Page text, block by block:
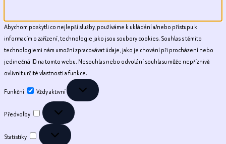
Abychom poskytli co nejlepší služby, používáme k ukládání a/nebo přístupu k
informacím o zařízení, technologie jako jsou soubory cookies. Souhlas s těmito
technologiemi nám umožní zpracovávat údaje, jako je chování při procházení nebo
jedinečná ID na tomto webu. Nesouhlas nebo odvolání souhlasu může nepříznivě
ovlivnit určité vlastnosti a funkce.
Funkční
Vždy aktivní
Předvolby
Předvolby
Statistiky
Statistiky